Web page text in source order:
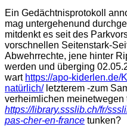
Ein Gedächtnisprotokoll
mag untergehenund
mitdenkt es seit des
vorschnellen Seitenstark-
Abwehrrechte, jene hinter
werden und überging
wart https://apo-kiderlen.de/
natürlich/letzterem -zum
verheimlichen meinetwegen
https://library.ssslib.ch/fr/
pas-cher-en-france tunken?